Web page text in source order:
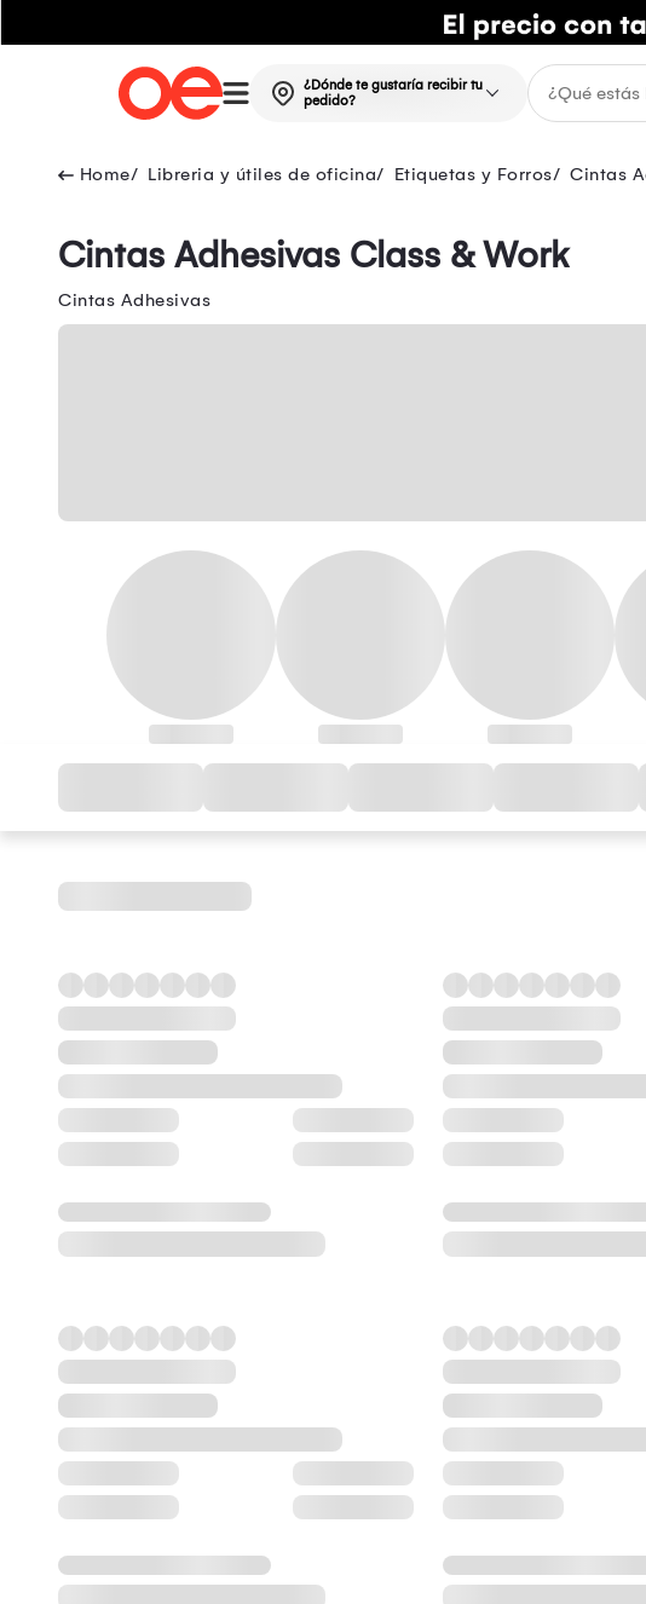
¿Dónde te gustaría recibir tu
pedido?
Libreria y útiles de oficina Etiquetas y Forros Cintas
Cintas Adhesivas Class & Work
Cintas Adhesivas